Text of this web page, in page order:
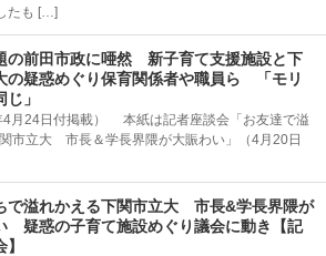
たも […]
の前田市政に唖然 新子育て支援施設と下
の疑惑めぐり保育関係者や職員ら 「モリ
」
4月24日付掲載） 本紙は記者座談会「お友達で溢
市立大 市長＆学長界隈が大賑わい」（4月20日
で溢れかえる下関市立大 市長&学長界隈が
疑惑の子育て施設めぐり議会に動き【記